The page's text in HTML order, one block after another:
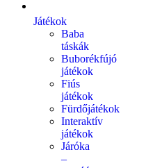
Játékok
Baba
táskák
Buborékfújó
játékok
Fiús
játékok
Fürdőjátékok
Interaktív
játékok
Járóka
–